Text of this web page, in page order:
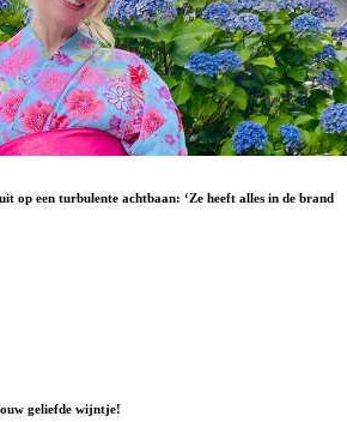
op een turbulente achtbaan: ‘Ze heeft alles in de brand
geliefde wijntje!